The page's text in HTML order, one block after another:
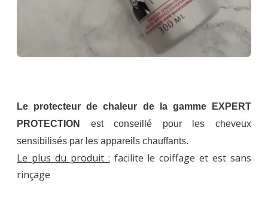
Le protecteur de chaleur de la gamme EXPERT
PROTECTION
est conseillé pour les cheveux
sensibilisés par les appareils chauffants.
Le plus du produit : facilite le coiffage et est sans
rinçage